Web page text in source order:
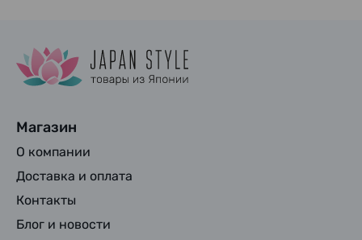
Магазин
О компании
Доставка и оплата
Контакты
Блог и новости